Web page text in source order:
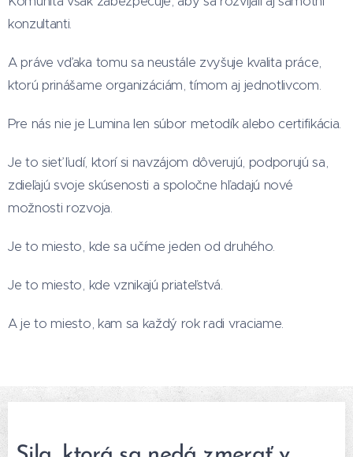
konzultanti.
A práve vďaka tomu sa neustále zvyšuje kvalita práce,
ktorú prinášame organizáciám, tímom aj jednotlivcom.
Pre nás nie je Lumina len súbor metodík alebo certifikácia.
Je to sieť ľudí, ktorí si navzájom dôverujú, podporujú sa,
zdieľajú svoje skúsenosti a spoločne hľadajú nové
možnosti rozvoja.
Je to miesto, kde sa učíme jeden od druhého.
Je to miesto, kde vznikajú priateľstvá.
A je to miesto, kam sa každý rok radi vraciame.